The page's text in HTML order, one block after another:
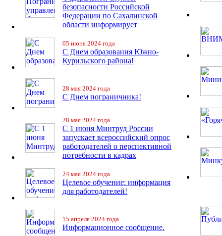
безопасности Российской
Федерации по Сахалинской
области информирует
05 июня 2024 года
С Днем образования Южно-
Курильского района!
28 мая 2024 года
С Днем пограничника!
28 мая 2024 года
С 1 июня Минтруд России
запускает всероссийский опрос
работодателей о перспективной
потребности в кадрах
24 мая 2024 года
Целевое обучение: информация
для работодателей!
15 апреля 2024 года
Информационное сообщение.